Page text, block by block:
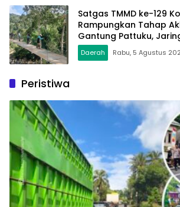
Satgas TMMD ke-129
Rampungkan Tahap
Gantung Pattuku,
Mulai Terpasang
Daerah Rabu, 5 Agustus
Peristiwa